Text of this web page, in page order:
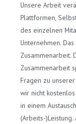
Unsere Arbeit
Plattformen,
des einzelnen
Unternehmen.
Zusammenarbeit.
Zusammenarbeit
Fragen zu
wir nicht
in einem
(Arbeits-